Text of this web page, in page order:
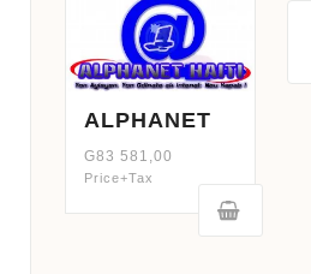
ALPHANET
G83 581,00
Price+Tax